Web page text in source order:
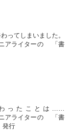
ってしまいました。
イターの 「書
ったことは……
イターの 「書
発行